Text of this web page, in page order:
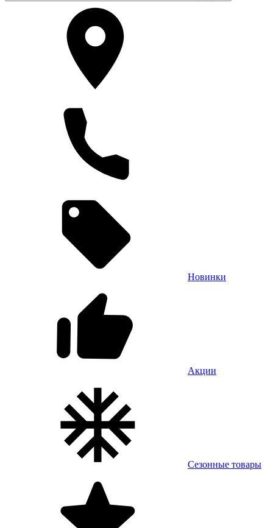
Новинки
Акции
Сезонные товары